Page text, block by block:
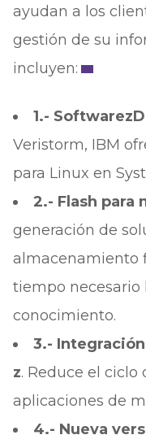
ayudan a los
gestión de su
incluyen:
1.- Software
Veristorm, IBM
para Linux en
2.- Flash para
generación de
almacenamiento
tiempo necesario
conocimiento.
3.-
z. Reduce el ciclo
aplicaciones de
4.- Nueva